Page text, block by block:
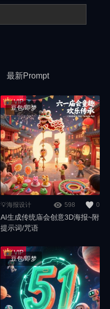
最新Prompt
💡海报设计 598 0
AI生成传统庙会创意3D海报~附
提示词/咒语
豆包/即梦
豆包/即梦